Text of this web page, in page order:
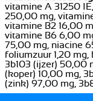
vitamine A 31250
250,00 mg,
vitamine B2 16,00
vitamine B6 6,00
75,00 mg, niacine
foliumzuur 1,20
3b103 (ijzer) 50,00
(koper) 10,00 mg,
(zink) 97,00 mg,